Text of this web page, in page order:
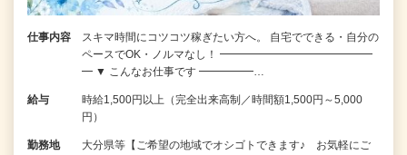
仕事内容
スキマ時間にコツコツ稼ぎたい方へ。 自宅でできる・自分の
ペースでOK・ノルマなし！ ━━━━━━━━━━━━━━
━ ▼ こんなお仕事です ━━━━━…
給与
時給1,500円以上（完全出来高制／時間額1,500円～5,000
円）
勤務地
大分県等【ご希望の地域でオシゴトできます♪ お気軽にご